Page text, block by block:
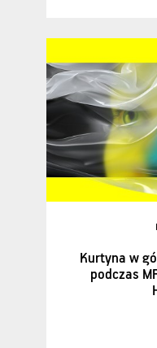
Kurtyna w
podczas